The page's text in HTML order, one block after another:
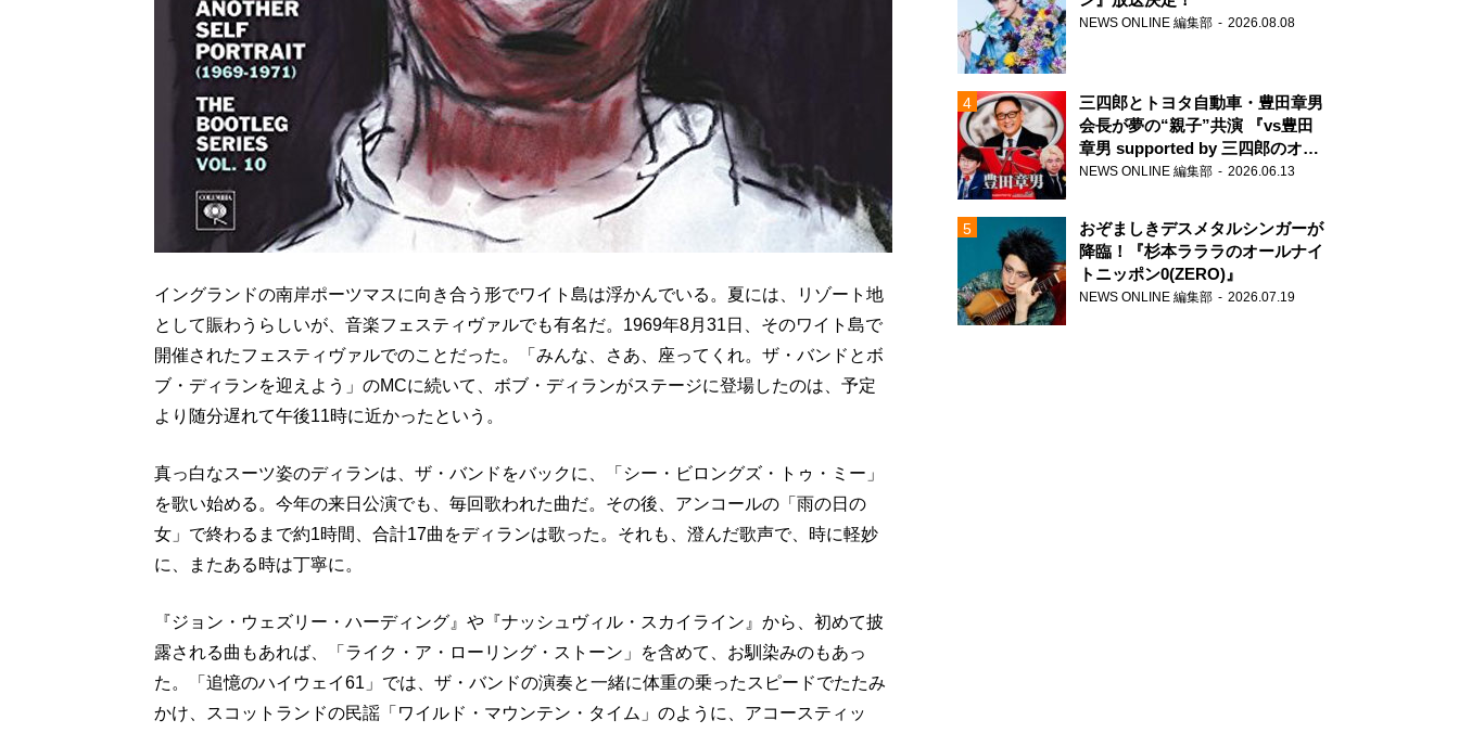
イングランドの南岸ポーツマスに向き合う形でワイト島は浮かんでいる。夏には、リゾート地
として賑わうらしいが、音楽フェスティヴァルでも有名だ。1969年8月31日、そのワイト島で
開催されたフェスティヴァルでのことだった。「みんな、さあ、座ってくれ。ザ・バンドとボ
ブ・ディランを迎えよう」のMCに続いて、ボブ・ディランがステージに登場したのは、予定
より随分遅れて午後11時に近かったという。
真っ白なスーツ姿のディランは、ザ・バンドをバックに、「シー・ビロングズ・トゥ・ミー」
を歌い始める。今年の来日公演でも、毎回歌われた曲だ。その後、アンコールの「雨の日の
女」で終わるまで約1時間、合計17曲をディランは歌った。それも、澄んだ歌声で、時に軽妙
に、またある時は丁寧に。
『ジョン・ウェズリー・ハーディング』や『ナッシュヴィル・スカイライン』から、初めて披
露される曲もあれば、「ライク・ア・ローリング・ストーン」を含めて、お馴染みのもあっ
た。「追憶のハイウェイ61」では、ザ・バンドの演奏と一緒に体重の乗ったスピードでたたみ
かけ、スコットランドの民謡「ワイルド・マウンテン・タイム」のように、アコースティッ
NEWS ONLINE 編集部 2026.08.08
三四郎とトヨタ自動車・豊田章男
会長が夢の“親子”共演 『vs豊田
章男 supported by 三四郎のオー
ルナイトニッポン0(ZERO)』
NEWS ONLINE 編集部 2026.06.13
おぞましきデスメタルシンガーが
降臨！『杉本ラララのオールナイ
トニッポン0(ZERO)』
NEWS ONLINE 編集部 2026.07.19